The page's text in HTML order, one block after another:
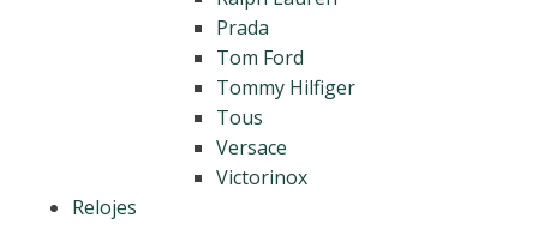
Prada
Tom Ford
Tommy Hilfiger
Tous
Versace
Victorinox
Relojes